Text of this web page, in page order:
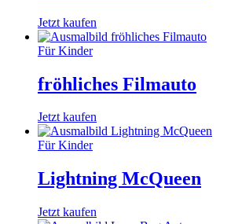
Jetzt kaufen
Für Kinder
fröhliches Filmauto
Jetzt kaufen
Für Kinder
Lightning McQueen
Jetzt kaufen